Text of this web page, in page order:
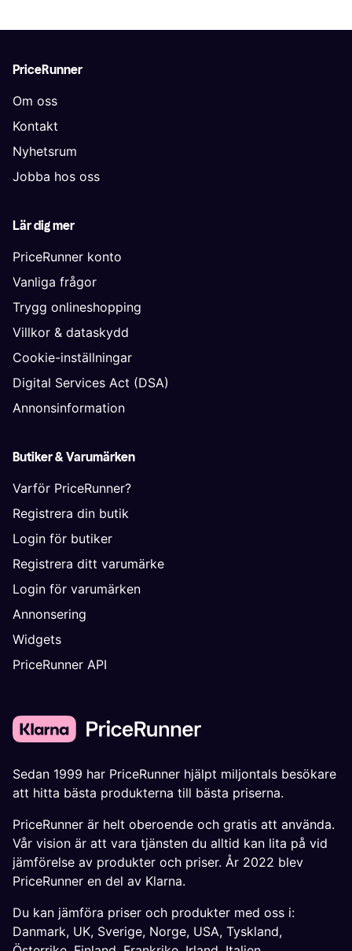
PriceRunner
Om oss
Kontakt
Nyhetsrum
Jobba hos oss
Lär dig mer
PriceRunner konto
Vanliga frågor
Trygg onlineshopping
Villkor & dataskydd
Cookie-inställningar
Digital Services Act (DSA)
Annonsinformation
Butiker & Varumärken
Varför PriceRunner?
Registrera din butik
Login för butiker
Registrera ditt varumärke
Login för varumärken
Annonsering
Widgets
PriceRunner API
Sedan 1999 har PriceRunner hjälpt miljontals besökare
att hitta bästa produkterna till bästa priserna.
PriceRunner är helt oberoende och gratis att använda.
Vår vision är att vara tjänsten du alltid kan lita på vid
jämförelse av produkter och priser. År 2022 blev
PriceRunner en del av Klarna.
Du kan jämföra priser och produkter med oss i:
Danmark, UK, Sverige, Norge, USA, Tyskland,